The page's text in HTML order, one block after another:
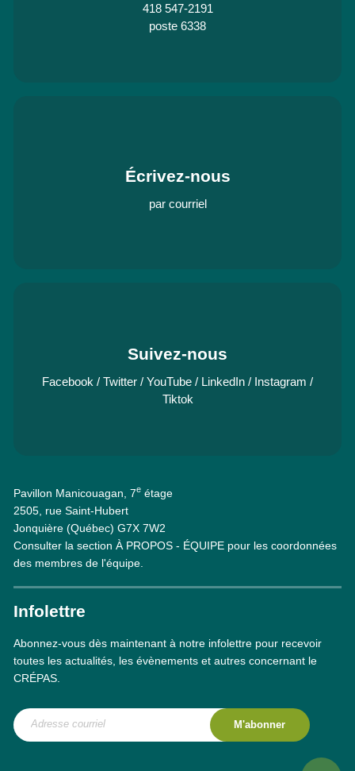
418 547-2191
poste 6338
Écrivez-nous
par courriel
Suivez-nous
Facebook / Twitter / YouTube / LinkedIn / Instagram /
Tiktok
Pavillon Manicouagan, 7e étage
2505, rue Saint-Hubert
Jonquière (Québec) G7X 7W2
Consulter la section À PROPOS - ÉQUIPE pour les coordonnées
des membres de l'équipe.
Infolettre
Abonnez-vous dès maintenant à notre infolettre pour recevoir
toutes les actualités, les évènements et autres concernant le
CRÉPAS.
M'abonner